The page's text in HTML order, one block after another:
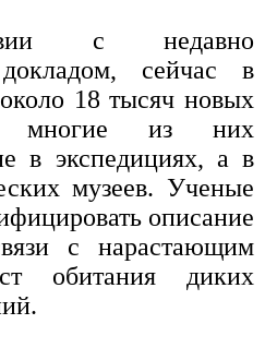
с недавно
сейчас в
18 тысяч новых
из них
в экспедициях, а в
музеев. Ученые
описание
с нарастающим
обитания диких